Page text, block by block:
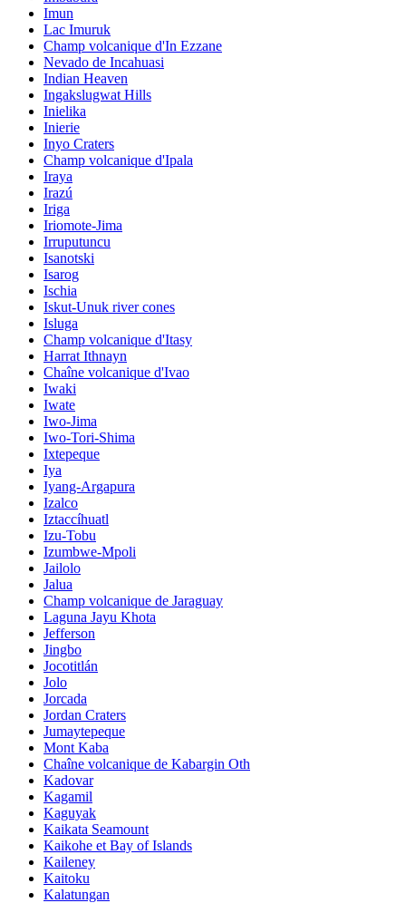
Imun
Lac Imuruk
Champ volcanique d'In Ezzane
Nevado de Incahuasi
Indian Heaven
Ingakslugwat Hills
Inielika
Inierie
Inyo Craters
Champ volcanique d'Ipala
Iraya
Irazú
Iriga
Iriomote-Jima
Irruputuncu
Isanotski
Isarog
Ischia
Iskut-Unuk river cones
Isluga
Champ volcanique d'Itasy
Harrat Ithnayn
Chaîne volcanique d'Ivao
Iwaki
Iwate
Iwo-Jima
Iwo-Tori-Shima
Ixtepeque
Iya
Iyang-Argapura
Izalco
Iztaccíhuatl
Izu-Tobu
Izumbwe-Mpoli
Jailolo
Jalua
Champ volcanique de Jaraguay
Laguna Jayu Khota
Jefferson
Jingbo
Jocotitlán
Jolo
Jorcada
Jordan Craters
Jumaytepeque
Mont Kaba
Chaîne volcanique de Kabargin Oth
Kadovar
Kagamil
Kaguyak
Kaikata Seamount
Kaikohe et Bay of Islands
Kaileney
Kaitoku
Kalatungan